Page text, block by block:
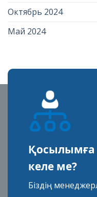
Октябрь 2024
Май 2024
Қосылымға
келе ме?
Біздің